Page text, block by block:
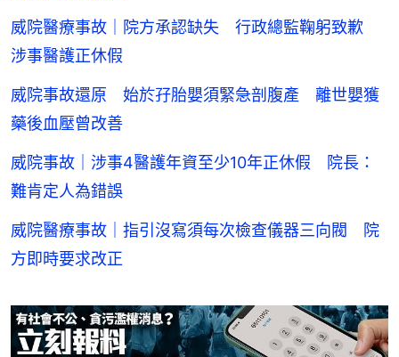
威院醫療事故｜院方承認缺失 行政總監鞠躬致歉
涉事醫護正休假
威院事故還原 始於孖胎嬰須緊急剖腹產 離世嬰獲
藥後血壓曾改善
威院事故｜涉事4醫護年資至少10年正休假 院長：
難肯定人為錯誤
威院醫療事故｜指引沒寫須每次檢查儀器三向閥 院
方即時要求改正